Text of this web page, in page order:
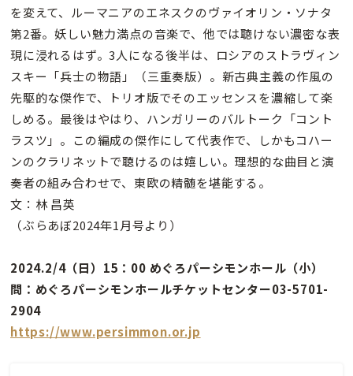
を変えて、ルーマニアのエネスクのヴァイオリン・ソナタ
第2番。妖しい魅力満点の音楽で、他では聴けない濃密な表
現に浸れるはず。3人になる後半は、ロシアのストラヴィン
スキー「兵士の物語」（三重奏版）。新古典主義の作風の
先駆的な傑作で、トリオ版でそのエッセンスを濃縮して楽
しめる。最後はやはり、ハンガリーのバルトーク「コント
ラスツ」。この編成の傑作にして代表作で、しかもコハー
ンのクラリネットで聴けるのは嬉しい。理想的な曲目と演
奏者の組み合わせで、東欧の精髄を堪能する。
文：林 昌英
（ぶらあぼ2024年1月号より）
2024.2/4（日）15：00 めぐろパーシモンホール（小）
問：めぐろパーシモンホールチケットセンター03-5701-
2904
https://www.persimmon.or.jp